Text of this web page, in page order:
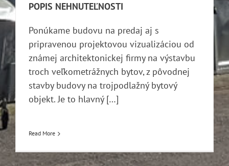
POPIS NEHNUTEĽNOSTI
Ponúkame budovu na predaj aj s
pripravenou projektovou vizualizáciou od
známej architektonickej firmy na výstavbu
troch veľkometrážnych bytov, z pôvodnej
stavby budovy na trojpodlažný bytový
objekt. Je to hlavný […]
Read More